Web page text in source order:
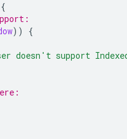
{
))
{
doesn't support